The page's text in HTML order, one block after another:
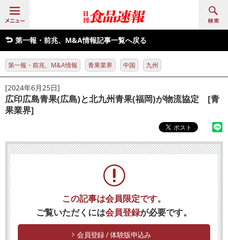
第一報・前兆、M&A情報記事一覧へ戻る
第一報・前兆、M&A情報 青果業界 中国 九州
[2024年6月25日]
広印広島青果(広島)と北九州青果(福岡)が物流協定 [青
果業界]
この記事は会員限定です。
ご覧いただくには会員登録が必要です。
会員登録 / 体験版申込み